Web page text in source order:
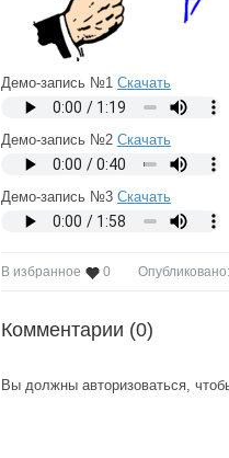
Демо-запись №1 Скачать
Демо-запись №2 Скачать
Демо-запись №3 Скачать
В избранное 0
Комментарии (0)
Вы должны авторизоваться,